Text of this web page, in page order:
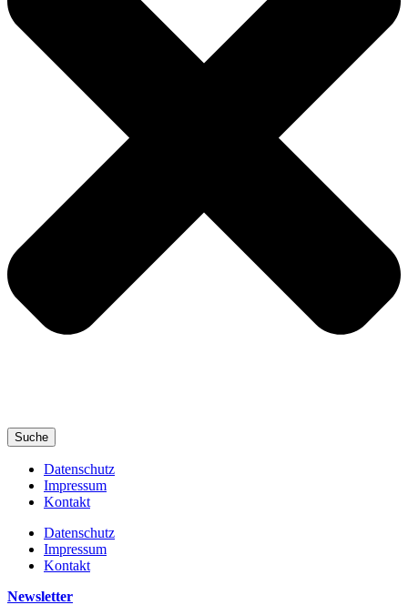
Suche
Datenschutz
Impressum
Kontakt
Datenschutz
Impressum
Kontakt
Newsletter